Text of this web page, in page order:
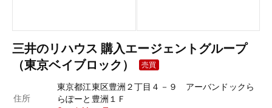
三井のリハウス 購入エージェントグループ
（東京ベイブロック）
売買
住所
東京都江東区豊洲２丁目４－９ アーバンドックら
らぽーと豊洲１Ｆ